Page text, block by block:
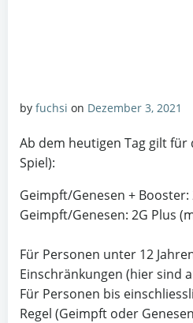
by fuchsi on Dezember 3, 2021
Ab dem heutigen Tag gilt für
Spiel):
Geimpft/Genesen + Booster:
Geimpft/Genesen: 2G Plus
Für Personen unter 12
Einschränkungen (hier sind
Für Personen bis
Regel (Geimpft oder